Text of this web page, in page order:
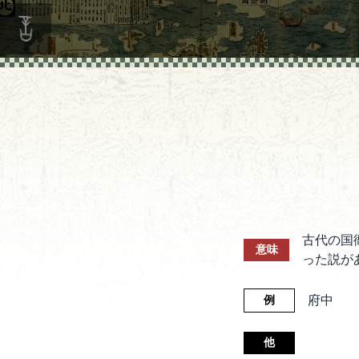
意味
古代の国
った説が
例 府中
他